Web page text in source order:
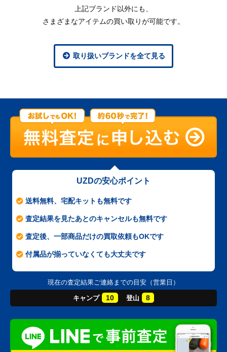
上記ブランド以外にも、
さまざまなアイテムの買い取りが可能です。
取り扱いブランドを全て見る
UZDの安心ポイント
送料無料、宅配キットも無料です
査定結果を見たあとのキャンセルも無料です
査定後、一部商品だけの買取依頼もOKです
付属品が揃っていなくても大丈夫です
現在の査定結果ご連絡までの目安（営業日）
キャンプ 10 登山 8